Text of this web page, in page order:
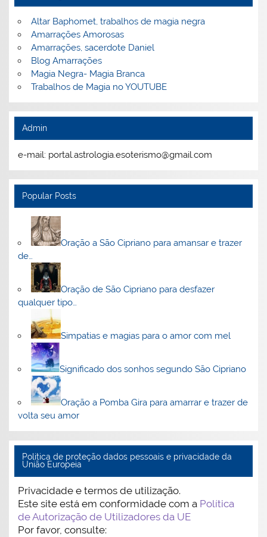
Altar Baphomet, trabalhos de magia negra
Amarrações Amorosas
Amarrações, sacerdote Daniel
Blog Amarrações
Magia Negra- Magia Branca
Trabalhos de Magia no YOUTUBE
Admin
e-mail: portal.astrologia.esoterismo@gmail.com
Popular Posts
Oração a São Cipriano para amansar e trazer
de…
Oração de São Cipriano para desfazer
qualquer tipo…
Simpatias e magias para o amor com mel
Significado dos sonhos segundo São Cipriano
Oração a Pomba Gira para amarrar e trazer de
volta seu amor
Politica de proteção dados pessoais e privacidade da
União Europeia
Privacidade e termos de utilização.
Este site está em conformidade com a Política
de Autorização de Utilizadores da UE
Por favor, consulte: